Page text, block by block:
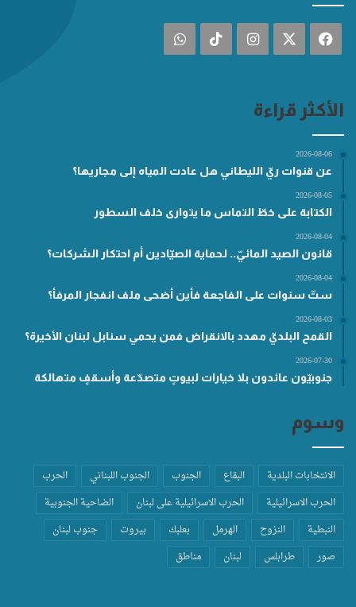
فيسبوك انستقرام ‫TikTokواتساب
الأكثر قراءة
2026-08-06
عن قنوات ريّ الليطاني هل عادت المياه إلى مجاريها؟
2026-08-05
الكتابة على خطّ التماس ما يتوارى خلف السطور
2026-08-04
قانون الصيد المائيّ.. لحماية الصيّادين أم احتكار الشركات؟
2026-08-04
ستّ سنوات على الفاجعة فأين أضحى ملف انفجار المرفأ؟
2026-08-03
القمح البلديّ مهدد بالانقراض فمن يحمي سنابل لبنان الأخيرة؟
2026-07-30
جنوبيّون عائدون بلا خيارات لبيوتٍ متصدّعة وأسقفٍ متهالكة
وسوم
الانتخابات البلدية البقاع الجنوب الجنوب اللبناني
الحرب
الحرب الاسرائيلية
الحرب الاسرائيلية على لبنان
الضاحية الجنوبية
النبطية
النزوح الهرمل بعلبك بيروت
جنوب لبنان
صور
طرابلس لبنان مناطق